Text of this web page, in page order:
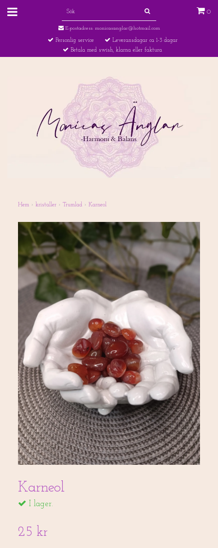
0
E-postadress: monicasanglar@hotmail.com
Personlig service
Leveransdagar ca 1-3 dagar
Betala med swish, klarna eller faktura
Hem › kristaller › Trumlad › Karneol
Karneol
I lager.
25 kr